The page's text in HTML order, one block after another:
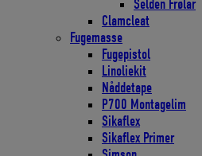
Seldén Frølår
Clamcleat
Fugemasse
Fugepistol
Linoliekit
Nåddetape
P700 Montagelim
Sikaflex
Sikaflex Primer